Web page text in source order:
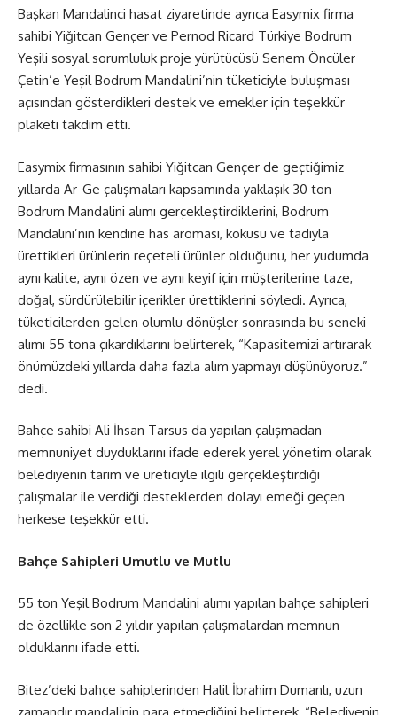
Başkan Mandalinci hasat ziyaretinde ayrıca Easymix firma
sahibi Yiğitcan Gençer ve Pernod Ricard Türkiye Bodrum
Yeşili sosyal sorumluluk proje yürütücüsü Senem Öncüler
Çetin’e Yeşil Bodrum Mandalini’nin tüketiciyle buluşması
açısından gösterdikleri destek ve emekler için teşekkür
plaketi takdim etti.
Easymix firmasının sahibi Yiğitcan Gençer de geçtiğimiz
yıllarda Ar-Ge çalışmaları kapsamında yaklaşık 30 ton
Bodrum Mandalini alımı gerçekleştirdiklerini, Bodrum
Mandalini’nin kendine has aroması, kokusu ve tadıyla
ürettikleri ürünlerin reçeteli ürünler olduğunu, her yudumda
aynı kalite, aynı özen ve aynı keyif için müşterilerine taze,
doğal, sürdürülebilir içerikler ürettiklerini söyledi. Ayrıca,
tüketicilerden gelen olumlu dönüşler sonrasında bu seneki
alımı 55 tona çıkardıklarını belirterek, “Kapasitemizi artırarak
önümüzdeki yıllarda daha fazla alım yapmayı düşünüyoruz.”
dedi.
Bahçe sahibi Ali İhsan Tarsus da yapılan çalışmadan
memnuniyet duyduklarını ifade ederek yerel yönetim olarak
belediyenin tarım ve üreticiyle ilgili gerçekleştirdiği
çalışmalar ile verdiği desteklerden dolayı emeği geçen
herkese teşekkür etti.
Bahçe Sahipleri Umutlu ve Mutlu
55 ton Yeşil Bodrum Mandalini alımı yapılan bahçe sahipleri
de özellikle son 2 yıldır yapılan çalışmalardan memnun
olduklarını ifade etti.
Bitez’deki bahçe sahiplerinden Halil İbrahim Dumanlı, uzun